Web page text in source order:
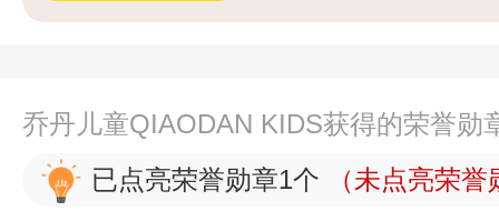
乔丹儿童QIAODAN KIDS获得的荣誉勋
已点亮荣誉勋章1个
（未点亮荣